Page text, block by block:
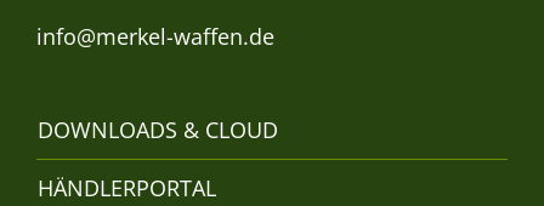
info@merkel-waffen.de
DOWNLOADS & CLOUD
HÄNDLERPORTAL